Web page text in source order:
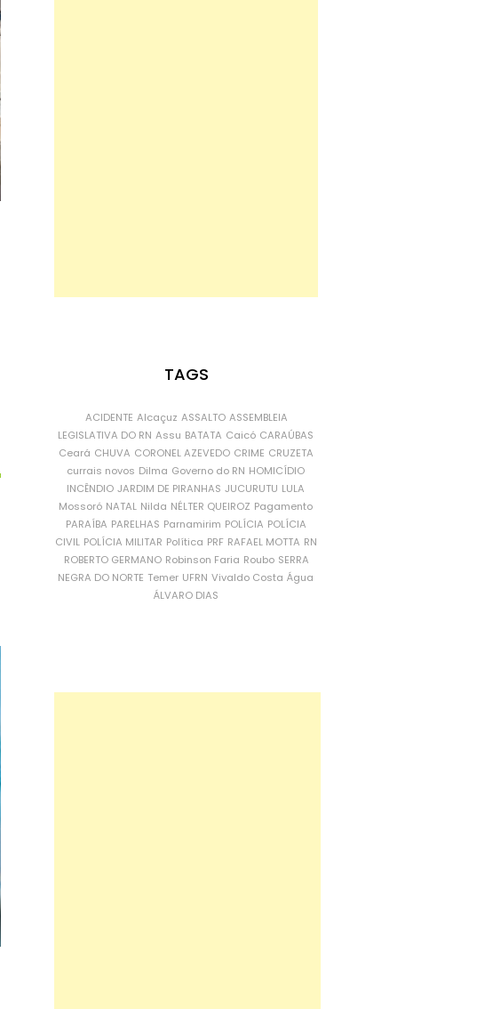
TAGS
ACIDENTE Alcaçuz ASSALTO ASSEMBLEIA
LEGISLATIVA DO RN Assu BATATA Caicó CARAÚBAS
Ceará CHUVA CORONEL AZEVEDO CRIME CRUZETA
currais novos Dilma Governo do RN HOMICÍDIO
INCÊNDIO JARDIM DE PIRANHAS JUCURUTU LULA
Mossoró NATAL Nilda NÉLTER QUEIROZ Pagamento
PARAÍBA PARELHAS Parnamirim POLÍCIA POLÍCIA
CIVIL POLÍCIA MILITAR Política PRF RAFAEL MOTTA RN
ROBERTO GERMANO Robinson Faria Roubo SERRA
NEGRA DO NORTE Temer UFRN Vivaldo Costa Água
ÁLVARO DIAS